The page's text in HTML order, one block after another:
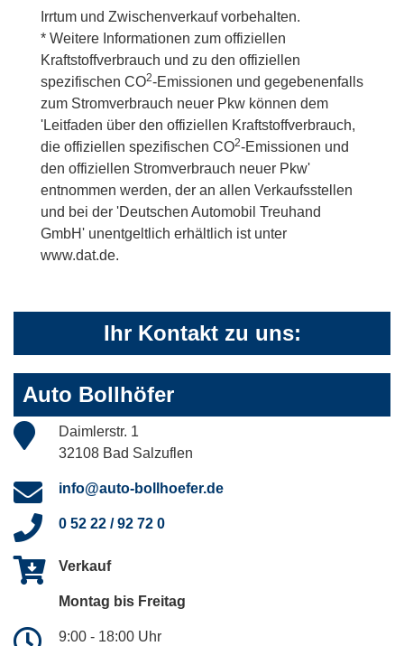
Irrtum und Zwischenverkauf vorbehalten.
* Weitere Informationen zum offiziellen
Kraftstoffverbrauch und zu den offiziellen
spezifischen CO2-Emissionen und gegebenenfalls
zum Stromverbrauch neuer Pkw können dem
'Leitfaden über den offiziellen Kraftstoffverbrauch,
die offiziellen spezifischen CO2-Emissionen und
den offiziellen Stromverbrauch neuer Pkw'
entnommen werden, der an allen Verkaufsstellen
und bei der 'Deutschen Automobil Treuhand
GmbH' unentgeltlich erhältlich ist unter
www.dat.de.
Ihr Kontakt zu uns:
Auto Bollhöfer
Daimlerstr. 1
32108 Bad Salzuflen
info@auto-bollhoefer.de
0 52 22 / 92 72 0
Verkauf
Montag bis Freitag
9:00 - 18:00 Uhr